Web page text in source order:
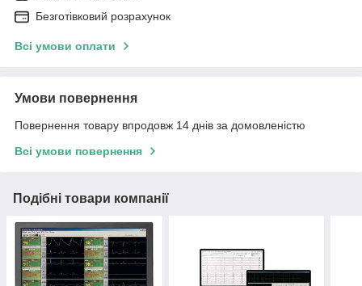
Безготівковий розрахунок
Всі умови оплати
Умови повернення
Повернення товару впродовж 14 днів за домовленістю
Всі умови повернення
Подібні товари компанії